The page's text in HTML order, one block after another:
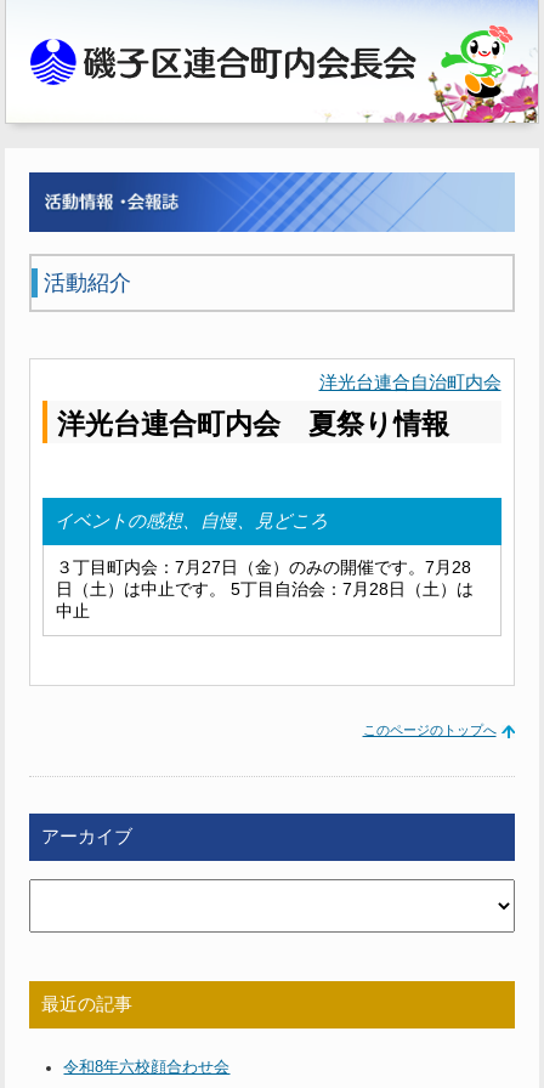
活動紹介
洋光台連合自治町内会
洋光台連合町内会 夏祭り情報
イベントの感想、自慢、見どころ
３丁目町内会：7月27日（金）のみの開催です。7月28
日（土）は中止です。 5丁目自治会：7月28日（土）は
中止
このページのトップへ
アーカイブ
最近の記事
令和8年六校顔合わせ会